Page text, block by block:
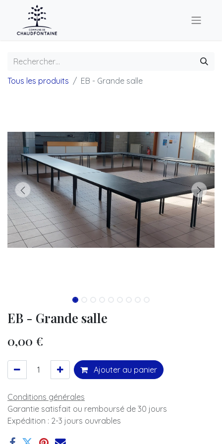
Tous les produits EB - Grande salle
EB - Grande salle
0,00 €
Ajouter au panier
Conditions générales
Garantie satisfait ou remboursé de 30 jours
Expédition : 2-3 jours ouvrables